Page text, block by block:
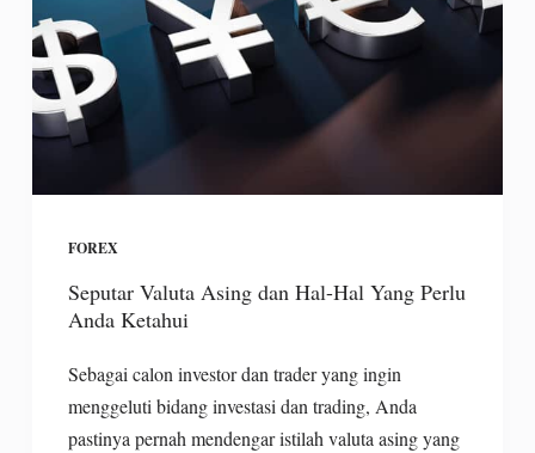
FOREX
Seputar Valuta Asing dan Hal-Hal Yang Perlu
Anda Ketahui
Sebagai calon investor dan trader yang ingin
menggeluti bidang investasi dan trading, Anda
pastinya pernah mendengar istilah valuta asing yang